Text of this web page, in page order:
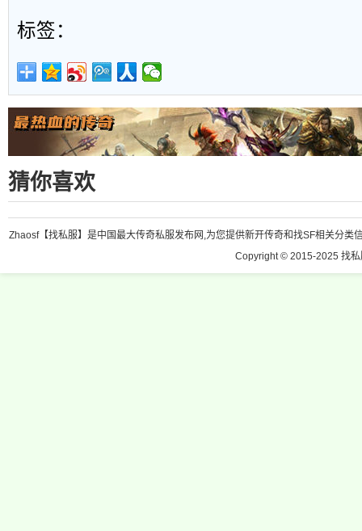
标签：
猜你喜欢
Zhaosf【找私服】是中国最大传奇私服发布网,为您提供新开传奇和找SF相关分
Copyright © 2015-2025 找